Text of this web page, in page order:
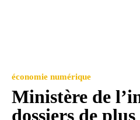
économie numérique
Ministère de
dossiers de